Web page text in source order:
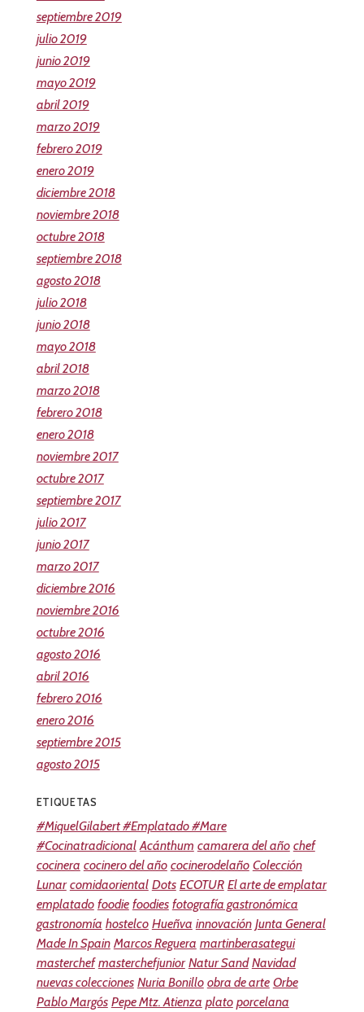
septiembre 2019
julio 2019
junio 2019
mayo 2019
abril 2019
marzo 2019
febrero 2019
enero 2019
diciembre 2018
noviembre 2018
octubre 2018
septiembre 2018
agosto 2018
julio 2018
junio 2018
mayo 2018
abril 2018
marzo 2018
febrero 2018
enero 2018
noviembre 2017
octubre 2017
septiembre 2017
julio 2017
junio 2017
marzo 2017
diciembre 2016
noviembre 2016
octubre 2016
agosto 2016
abril 2016
febrero 2016
enero 2016
septiembre 2015
agosto 2015
ETIQUETAS
#MiquelGilabert #Emplatado #Mare
#Cocinatradicional Acánthum camarera del año chef
cocinera cocinero del año cocinerodelaño Colección
Lunar comidaoriental Dots ECOTUR El arte de emplatar
emplatado foodie foodies fotografía gastronómica
gastronomía hostelco Hueñva innovación Junta General
Made In Spain Marcos Reguera martinberasategui
masterchef masterchefjunior Natur Sand Navidad
nuevas colecciones Nuria Bonillo obra de arte Orbe
Pablo Margós Pepe Mtz. Atienza plato porcelana